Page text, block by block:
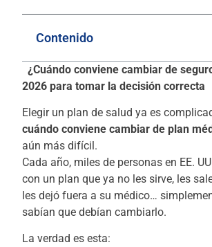
Contenido
¿Cuándo conviene cambiar de
2026 para tomar la decisión correcta
Elegir un plan de salud ya es
cuándo conviene cambiar de plan
aún más difícil.
Cada año, miles de personas en EE.
con un plan que ya no les sirve, les
les dejó fuera a su médico…
sabían que debían cambiarlo.
La verdad es esta: